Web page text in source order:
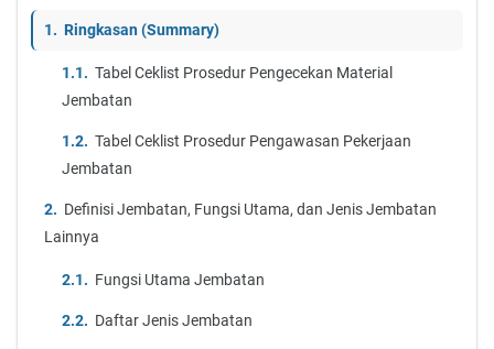
Ringkasan (Summary)
Tabel Ceklist Prosedur Pengecekan Material
Jembatan
Tabel Ceklist Prosedur Pengawasan Pekerjaan
Jembatan
Definisi Jembatan, Fungsi Utama, dan Jenis Jembatan
Lainnya
Fungsi Utama Jembatan
Daftar Jenis Jembatan